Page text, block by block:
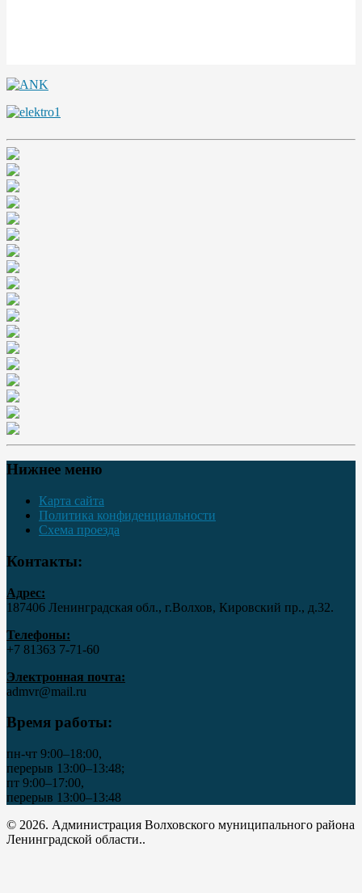
Нижнее меню
Карта сайта
Политика конфиденциальности
Схема проезда
Контакты:
Адрес:
187406 Ленинградская обл., г.Волхов, Кировский пр., д.32.
Телефоны:
+7 81363 7‑71-60
Электронная почта:
admvr@mail.ru
Время работы:
пн-чт 9:00–18:00,
перерыв 13:00–13:48;
пт 9:00–17:00,
перерыв 13:00–13:48
© 2026. Администрация Волховского муниципального района
Ленинградской области..